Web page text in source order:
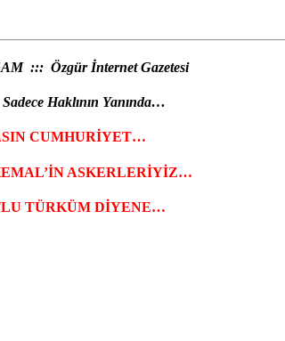
::: Özgür İnternet Gazetesi
Sadece Haklının Yanında…
CUMHURİYET…
ASKERLERİYİZ…
TÜRKÜM DİYENE…